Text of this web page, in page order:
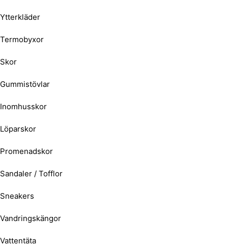
Ytterkläder
Termobyxor
Skor
Gummistövlar
Inomhusskor
Löparskor
Promenadskor
Sandaler / Tofflor
Sneakers
Vandringskängor
Vattentäta